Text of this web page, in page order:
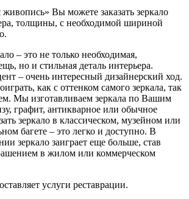
живопись» Вы можете заказать зеркало
толщины, с необходимой шириной
– это не только необходимая,
но и стильная деталь интерьера.
– очень интересный дизайнерский ход.
как с оттенком самого зеркала, так
Мы изготавливаем зеркала по Вашим
графит, антикварное или обычное
зеркало в классическом, музейном или
багете – это легко и доступно. В
зеркало заиграет еще больше, став
в жилом или коммерческом
услуги реставрации.